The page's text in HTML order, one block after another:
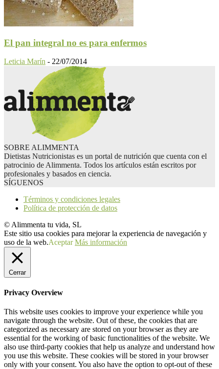
El pan integral no es para enfermos
Leticia Marín - 22/07/2014
SOBRE ALIMMENTA
Dietistas Nutricionistas es un portal de nutrición que cuenta con el
patrocinio de Alimmenta. Todos los artículos están escritos por
profesionales y basados en ciencia.
SÍGUENOS
Términos y condiciones legales
Política de protección de datos
© Alimmenta tu vida, SL
Este sitio usa cookies para mejorar la experiencia de navegación y
uso de la web.Aceptar Más información
Cerrar
Privacy Overview
This website uses cookies to improve your experience while you
navigate through the website. Out of these, the cookies that are
categorized as necessary are stored on your browser as they are
essential for the working of basic functionalities of the website. We
also use third-party cookies that help us analyze and understand how
you use this website. These cookies will be stored in your browser
only with your consent. You also have the option to opt-out of these